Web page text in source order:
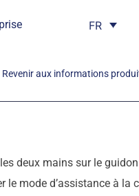
FR
Revenir aux informations
deux mains sur le
mode d’assistance à la